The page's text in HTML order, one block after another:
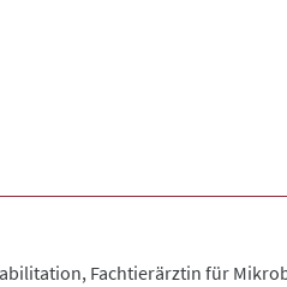
Fachtierärztin für